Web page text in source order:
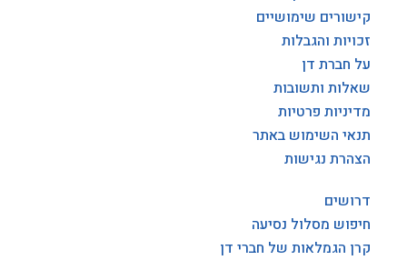
קישורים שימושיים
זכויות והגבלות
על חברת דן
שאלות ותשובות
מדיניות פרטיות
תנאי השימוש באתר
הצהרת נגישות
דרושים
חיפוש מסלול נסיעה
קרן הגמלאות של חברי דן